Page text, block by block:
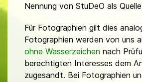
Nennung von StuDeO als
Für Fotographien gilt dies
Fotographien werden von uns
ohne Wasserzeichen nach
berechtigten Interesses dem
zugesandt. Bei Fotographien